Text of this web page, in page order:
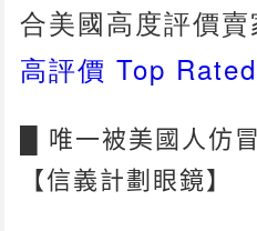
合美國高度評價
高評價Top
█ 唯一被美國人仿
【信義計劃眼鏡】